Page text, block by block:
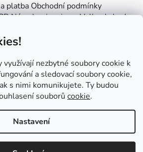
nezbytné soubory cookie k
a sledovací soubory cookie,
s nimi komunikujete. Ty budou
souborů cookie.
Nastavení
platba Obchodní podmínky
Návody a inspiraceVelkoobchod
Míša:605 077 705
Vytvořil Shoptet